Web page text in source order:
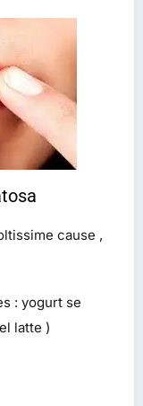
cause ,
: yogurt se
latte )